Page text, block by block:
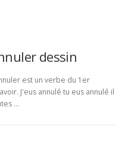
dessin
est un verbe du 1er
J'eus annulé tu eus annulé il
…